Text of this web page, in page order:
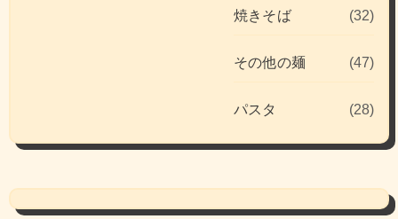
焼きそば (32)
その他の麺 (47)
パスタ (28)